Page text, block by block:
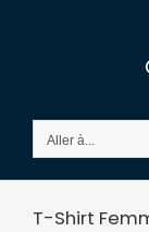
Aller à...
T-Shirt